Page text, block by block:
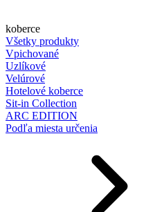
koberce
Všetky produkty
Vpichované
Uzlíkové
Velúrové
Hotelové koberce
Sit-in Collection
ARC EDITION
Podľa miesta určenia